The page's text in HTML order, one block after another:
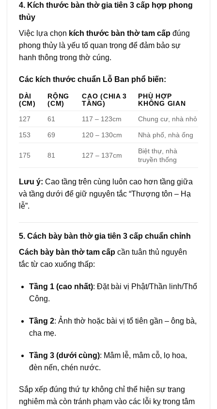
4. Kích thước bàn thờ gia tiên 3 cấp hợp phong
thủy
Việc lựa chọn kích thước bàn thờ tam cấp đúng
phong thủy là yếu tố quan trọng để đảm bảo sự
hanh thông trong thờ cúng.
Các kích thước chuẩn Lỗ Ban phổ biến:
DÀI
(CM)
RỘNG
(CM)
CAO (CHIA 3
TẦNG)
PHÙ HỢP
KHÔNG GIAN
127
61 117 – 123cm Chung cư, nhà nhỏ
153 69 120 – 130cm Nhà phố, nhà ống
175 81 127 – 137cm
Biệt thự, nhà
truyền thống
Lưu ý: Cao tầng trên cùng luôn cao hơn tầng giữa
và tầng dưới để giữ nguyên tắc “Thượng tôn – Hạ
lễ”.
5. Cách bày bàn thờ gia tiên 3 cấp chuẩn chỉnh
Cách bày bàn thờ tam cấp cần tuân thủ nguyên
tắc từ cao xuống thấp:
Tầng 1 (cao nhất): Đặt bài vị Phật/Thần linh/Thổ
Công.
Tầng 2: Ảnh thờ hoặc bài vị tổ tiên gần – ông bà,
cha mẹ.
Tầng 3 (dưới cùng): Mâm lễ, mâm cỗ, lọ hoa,
đèn nến, chén nước.
Sắp xếp đúng thứ tự không chỉ thể hiện sự trang
nghiêm mà còn tránh phạm vào các lỗi kỵ trong tâm